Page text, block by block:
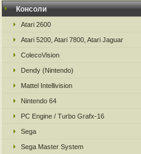
Консоли
Atari 2600
Atari 5200, Atari 7800, Atari Jaguar
ColecoVision
Dendy (Nintendo)
Mattel Intellivision
Nintendo 64
PC Engine / Turbo Grafx-16
Sega
Sega Master System